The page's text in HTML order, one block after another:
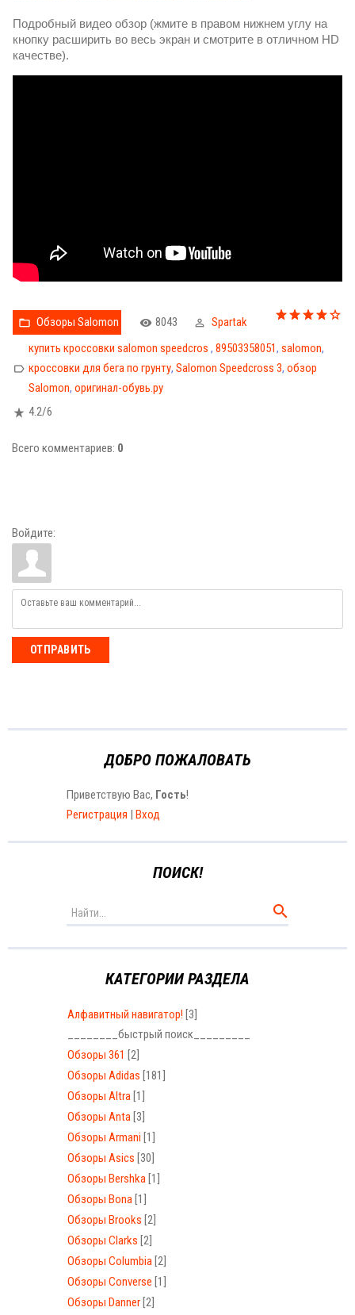
Подробный видео обзор (жмите в правом нижнем углу на
кнопку расширить во весь экран и смотрите в отличном HD
качестве).
Обзоры Salomon 8043
Spartak
купить кроссовки salomon speedcros , 89503358051, salomon,
кроссовки для бега по грунту, Salomon Speedcross 3, обзор
Salomon, оригинал-обувь.ру
4.2/6
Всего комментариев: 0
Войдите:
ОТПРАВИТЬ
ДОБРО ПОЖАЛОВАТЬ
Приветствую Вас, Гость!
Регистрация | Вход
ПОИСК!
КАТЕГОРИИ РАЗДЕЛА
Алфавитный навигатор! [3]
________быстрый поиск_________
Обзоры 361 [2]
Обзоры Adidas [181]
Обзоры Altra [1]
Обзоры Anta [3]
Обзоры Armani [1]
Обзоры Asics [30]
Обзоры Bershka [1]
Обзоры Bona [1]
Обзоры Brooks [2]
Обзоры Clarks [2]
Обзоры Columbia [2]
Обзоры Converse [1]
Обзоры Danner [2]